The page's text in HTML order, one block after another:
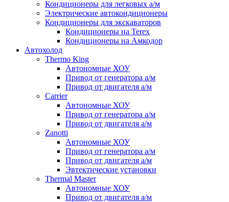
Кондиционеры для легковых а/м
Электрические автокондиционеры
Кондиционеры для экскаваторов
Кондиционеры на Terex
Кондиционеры на Амкодор
Автохолод
Thermo King
Автономные ХОУ
Привод от генератора а/м
Привод от двигателя а/м
Carrier
Автономные ХОУ
Привод от генератора а/м
Привод от двигателя а/м
Zanotti
Автономные ХОУ
Привод от генератора а/м
Привод от двигателя а/м
Эвтектические установки
Thermal Master
Автономные ХОУ
Привод от двигателя а/м